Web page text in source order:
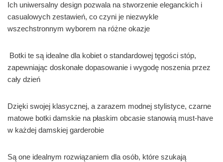
Ich uniwersalny design pozwala na stworzenie eleganckich i
casualowych zestawień, co czyni je niezwykle
wszechstronnym wyborem na różne okazje
Botki te są idealne dla kobiet o standardowej tęgości stóp,
zapewniając doskonałe dopasowanie i wygodę noszenia przez
cały dzień
Dzięki swojej klasycznej, a zarazem modnej stylistyce, czarne
matowe botki damskie na płaskim obcasie stanowią must-have
w każdej damskiej garderobie
Są one idealnym rozwiązaniem dla osób, które szukają